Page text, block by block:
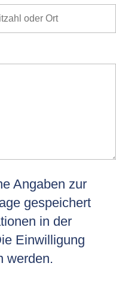
Angaben zur
gespeichert
in der
Einwilligung
werden.